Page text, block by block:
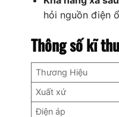
hỏi nguồn điện
Thông số kĩ
Thương Hiệu
Xuất xứ
Điện áp